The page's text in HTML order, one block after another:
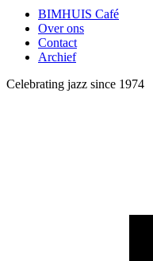
BIMHUIS Café
Over ons
Contact
Archief
Celebrating jazz since 1974